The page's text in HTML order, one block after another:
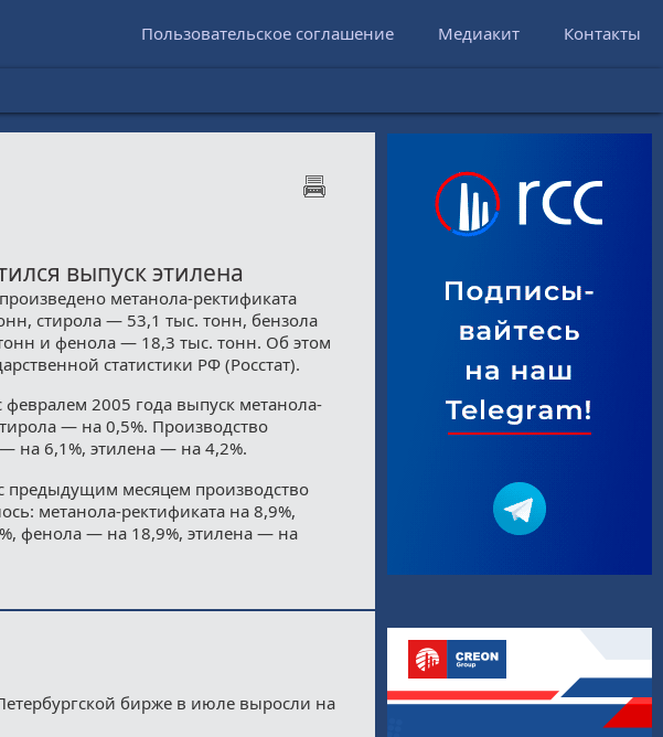
Пользовательское соглашение Медиакит Контакты
выпуск этилена
метанола-ректификата
стирола — 53,1 тыс. тонн, бензола
и фенола — 18,3 тыс. тонн. Об этом
статистики РФ (Росстат).
2005 года выпуск метанола-
— на 0,5%. Производство
на 6,1%, этилена — на 4,2%.
предыдущим месяцем производство
метанола-ректификата на 8,9%,
фенола — на 18,9%, этилена — на
бирже в июле выросли на